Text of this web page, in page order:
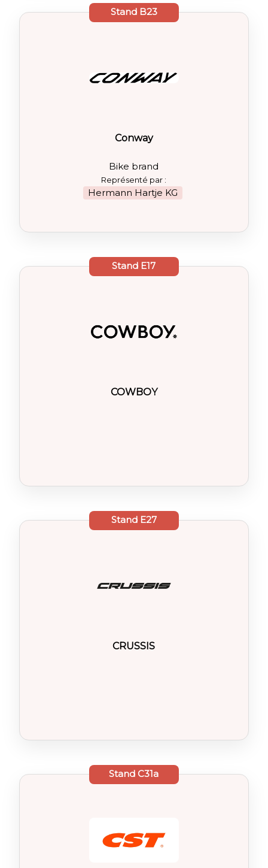
StandB23
Conway
Bike brand
Représenté par :
Hermann Hartje KG
Stand E17
COWBOY
StandE27
CRUSSIS
Stand C31a